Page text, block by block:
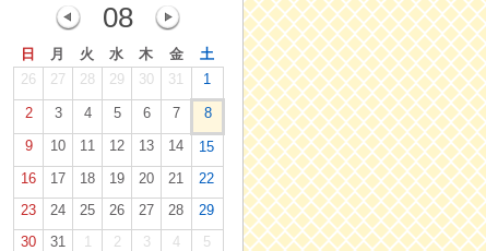
08
日 月 火 水 木 金
土
26
27 28 29 30 31 1
2 3 4 5 6 7
8
9
10 11 12 13 14
15
16
17 18 19 20 21
22
23
24 25 26 27 28
29
30
31 1 2 3 4 5